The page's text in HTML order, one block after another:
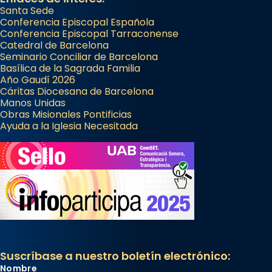
Santa Sede
Conferencia Episcopal Española
Conferencia Episcopal Tarraconense
Catedral de Barcelona
Seminario Conciliar de Barcelona
Basílica de la Sagrada Familia
Año Gaudí 2026
Cáritas Diocesana de Barcelona
Manos Unidas
Obras Misionales Pontificias
Ayuda a la Iglesia Necesitada
Suscríbase a nuestro boletín electrónico:
Nombre